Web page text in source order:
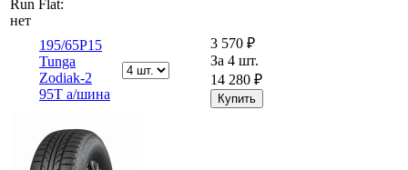
Run Flat:
нет
195/65Р15
Tunga
Zodiak-2
95T а/шина
3 570 ₽
За 4 шт.
14 280 ₽